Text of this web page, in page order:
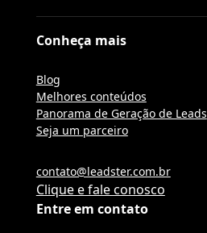
Conheça mais
Blog
Melhores conteúdos
Panorama de Geração de Leads
Seja um parceiro
Entre em contato
contato@leadster.com.br
Clique e fale conosco